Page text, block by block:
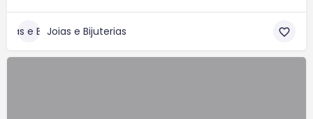
Joias e Bijuterias